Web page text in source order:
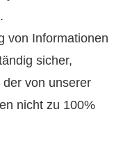
von Informationen
sicher,
von unserer
nicht zu 100%